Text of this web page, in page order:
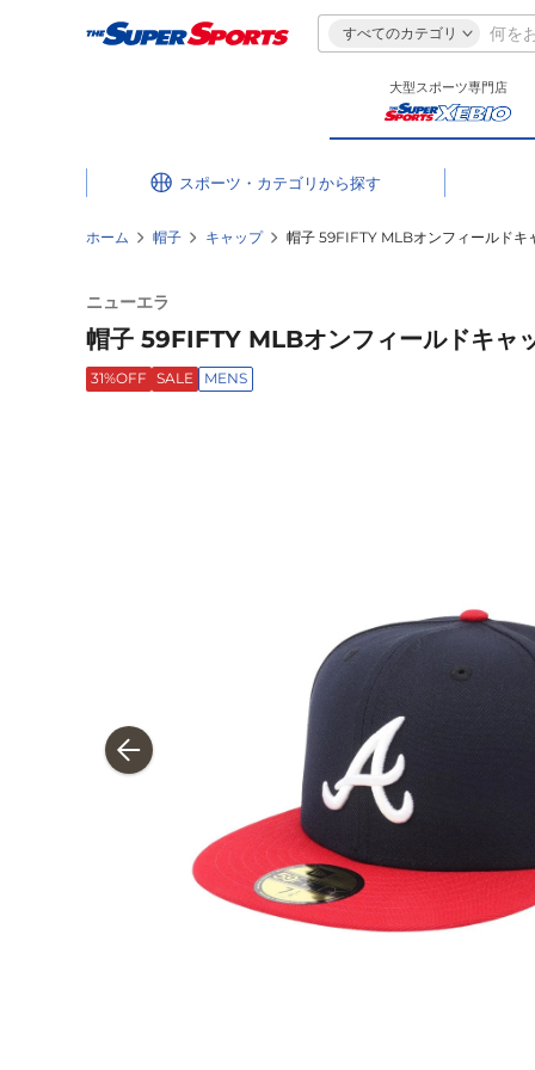
すべてのカテゴリ
大型スポーツ専門店
スポーツ・カテゴリ
ホーム 帽子 キャップ 帽子 59FIFTY MLBオンフィールドキ
ニューエラ
帽子 59FIFTY MLBオンフィールドキャ
31%OFF SALE MENS